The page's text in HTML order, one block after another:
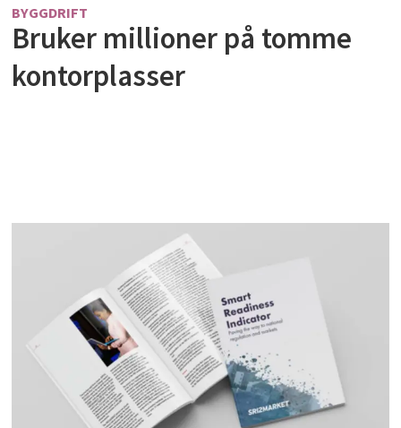
BYGGDRIFT
Bruker millioner på tomme
kontorplasser